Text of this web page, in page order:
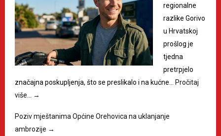
regionalne
razlike Gorivo
u Hrvatskoj
prošlog je
tjedna
pretrpjelo
značajna poskupljenja, što se preslikalo i na kućne…
Pročitaj
više…
→
Poziv mještanima Općine Orehovica na uklanjanje
ambrozije →